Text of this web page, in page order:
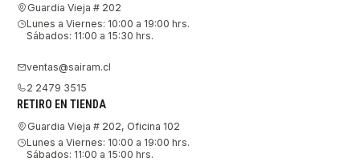
Guardia Vieja # 202
Lunes a Viernes: 10:00 a 19:00 hrs.
Sábados: 11:00 a 15:30 hrs.
ventas@sairam.cl
2 2479 3515
RETIRO EN TIENDA
Guardia Vieja # 202, Oficina 102
Lunes a Viernes: 10:00 a 19:00 hrs.
Sábados: 11:00 a 15:00 hrs.